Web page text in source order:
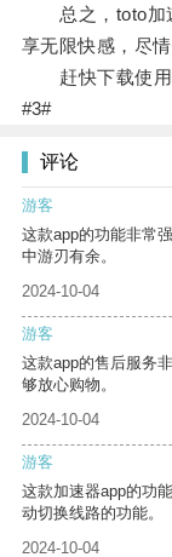
总之，toto加速
享无限快感，尽
赶快下载使用
#3#
评论
游客
这款app的功能非常
中游刃有余。
2024-10-04
游客
这款app的售后服务
够放心购物。
2024-10-04
游客
这款加速器app的功
动切换线路的功能。
2024-10-04